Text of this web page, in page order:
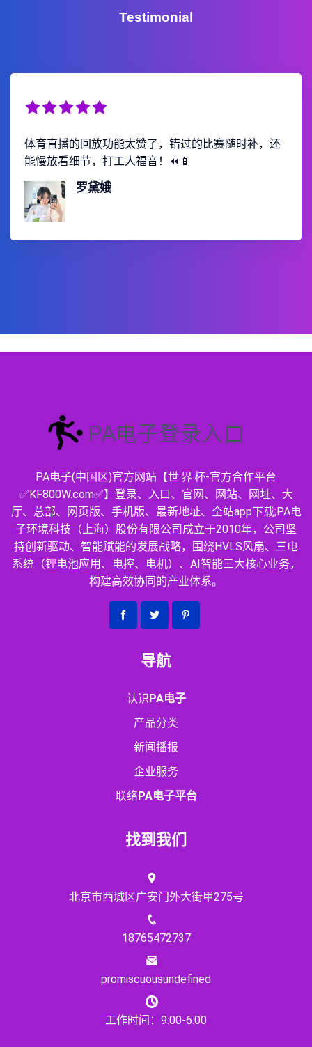
Testimonial
体育直播的回放功能太赞了，错过的比赛随时补，还
能慢放看细节，打工人福音！⏪📱
罗黛娥
PA电子(中国区)官方网站【世·界·杯-官方合作平台
✅KF800W.com✅】登录、入口、官网、网站、网址、大
厅、总部、网页版、手机版、最新地址、全站app下载;PA电
子环境科技（上海）股份有限公司成立于2010年，公司坚
持创新驱动、智能赋能的发展战略，围绕HVLS风扇、三电
系统（锂电池应用、电控、电机）、AI智能三大核心业务，
构建高效协同的产业体系。
导航
认识PA电子
产品分类
新闻播报
企业服务
联络PA电子平台
找到我们
北京市西城区广安门外大街甲275号
18765472737
promiscuousundefined
工作时间：9:00-6:00